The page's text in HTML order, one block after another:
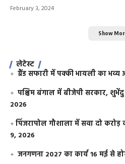
February 3, 2024
Show
लेटेस्ट
ग्रैंड सफारी में पक्की भायली का
पश्चिम बंगाल में बीजेपी सरकार,
2026
​पिंजरापोल गौशाला में सवा दो करोड़
9, 2026
जनगणना 2027 का कार्य 16 मई से